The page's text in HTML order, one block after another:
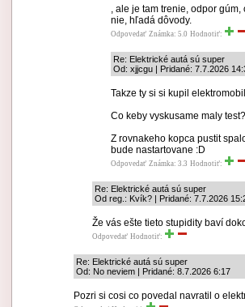
, ale je tam trenie, odpor
nie, hľadá dôvody.
Odpovedať Známka: 5.0 Hodnotiť:
Re: Elektrické autá sú super
Od: xjjcgu | Pridané: 7.7.2026
Takze ty si si kupil
Co keby vyskusame maly test?
Z rovnakeho kopca pustit
bude nastartovane :D
Odpovedať Známka: 3.3 Hodnotiť:
Re: Elektrické autá sú super
Od reg.: Kvík? | Pridané: 7.7.2026
Že vás ešte tieto stupidity baví
Odpovedať Hodnotiť:
Re: Elektrické autá sú super
Od: No neviem | Pridané: 8.7.2026 6:17
Pozri si cosi co povedal navratil o